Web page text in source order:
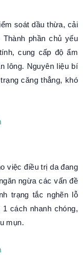
soát dầu thừa, cải
phần chủ yếu
cung cấp độ ẩm
lông. Nguyên liệu bí
căng thẳng, khó
việc điều trị da đang
ngừa các vấn đề
trạng tắc nghẽn lỗ
cách nhanh chóng,
mụn.